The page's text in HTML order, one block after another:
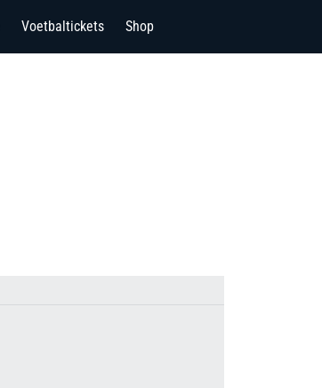
Voetbaltickets Shop